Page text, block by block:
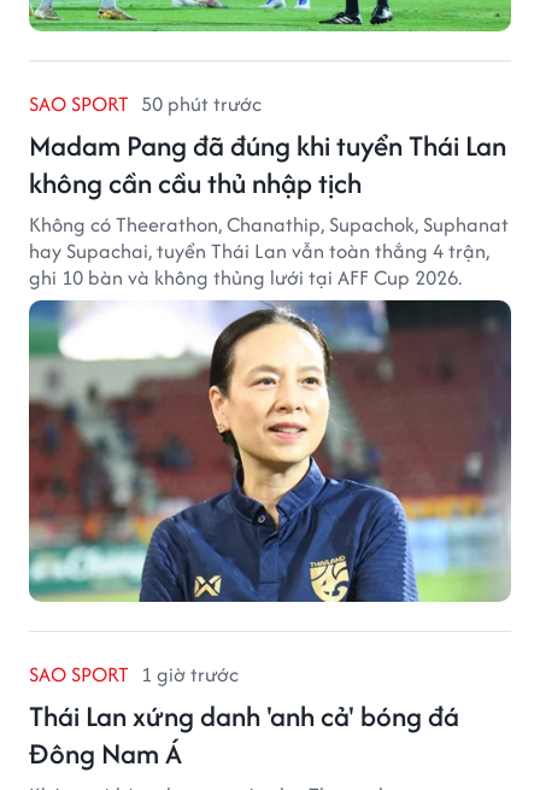
SAO SPORT 50 phút trước
Madam Pang đã đúng khi tuyển Thái Lan
không cần cầu thủ nhập tịch
Không có Theerathon, Chanathip, Supachok, Suphanat
hay Supachai, tuyển Thái Lan vẫn toàn thắng 4 trận,
ghi 10 bàn và không thủng lưới tại AFF Cup 2026.
SAO SPORT 1 giờ trước
Thái Lan xứng danh 'anh cả' bóng đá
Đông Nam Á